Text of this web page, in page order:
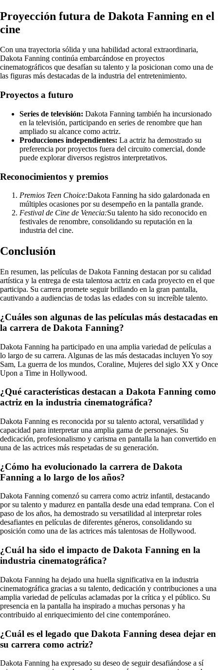
Proyección futura de Dakota Fanning en el
cine
Con una trayectoria sólida y una habilidad actoral extraordinaria,
Dakota Fanning continúa embarcándose en proyectos
cinematográficos que desafían su talento y la posicionan como una de
las figuras más destacadas de la industria del entretenimiento.
Proyectos a futuro
Series de televisión: Dakota Fanning también ha incursionado
en la televisión, participando en series de renombre que han
ampliado su alcance como actriz.
Producciones independientes: La actriz ha demostrado su
preferencia por proyectos fuera del circuito comercial, donde
puede explorar diversos registros interpretativos.
Reconocimientos y premios
Premios Teen Choice:Dakota Fanning ha sido galardonada en
múltiples ocasiones por su desempeño en la pantalla grande.
Festival de Cine de Venecia:Su talento ha sido reconocido en
festivales de renombre, consolidando su reputación en la
industria del cine.
Conclusión
En resumen, las películas de Dakota Fanning destacan por su calidad
artística y la entrega de esta talentosa actriz en cada proyecto en el que
participa. Su carrera promete seguir brillando en la gran pantalla,
cautivando a audiencias de todas las edades con su increíble talento.
¿Cuáles son algunas de las películas más destacadas en
la carrera de Dakota Fanning?
Dakota Fanning ha participado en una amplia variedad de películas a
lo largo de su carrera. Algunas de las más destacadas incluyen Yo soy
Sam, La guerra de los mundos, Coraline, Mujeres del siglo XX y Once
Upon a Time in Hollywood.
¿Qué características destacan a Dakota Fanning como
actriz en la industria cinematográfica?
Dakota Fanning es reconocida por su talento actoral, versatilidad y
capacidad para interpretar una amplia gama de personajes. Su
dedicación, profesionalismo y carisma en pantalla la han convertido en
una de las actrices más respetadas de su generación.
¿Cómo ha evolucionado la carrera de Dakota
Fanning a lo largo de los años?
Dakota Fanning comenzó su carrera como actriz infantil, destacando
por su talento y madurez en pantalla desde una edad temprana. Con el
paso de los años, ha demostrado su versatilidad al interpretar roles
desafiantes en películas de diferentes géneros, consolidando su
posición como una de las actrices más talentosas de Hollywood.
¿Cuál ha sido el impacto de Dakota Fanning en la
industria cinematográfica?
Dakota Fanning ha dejado una huella significativa en la industria
cinematográfica gracias a su talento, dedicación y contribuciones a una
amplia variedad de películas aclamadas por la crítica y el público. Su
presencia en la pantalla ha inspirado a muchas personas y ha
contribuido al enriquecimiento del cine contemporáneo.
¿Cuál es el legado que Dakota Fanning desea dejar en
su carrera como actriz?
Dakota Fanning ha expresado su deseo de seguir desafiándose a sí